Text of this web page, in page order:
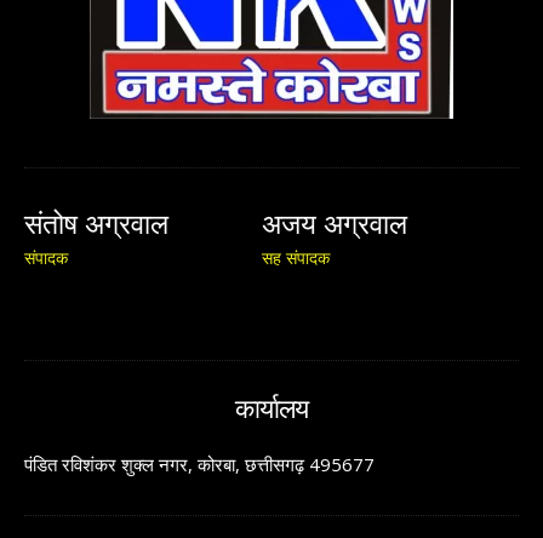
संतोष अग्रवाल
संपादक
अजय अग्रवाल
सह संपादक
कार्यालय
पंडित रविशंकर शुक्ल नगर, कोरबा, छत्तीसगढ़ 495677